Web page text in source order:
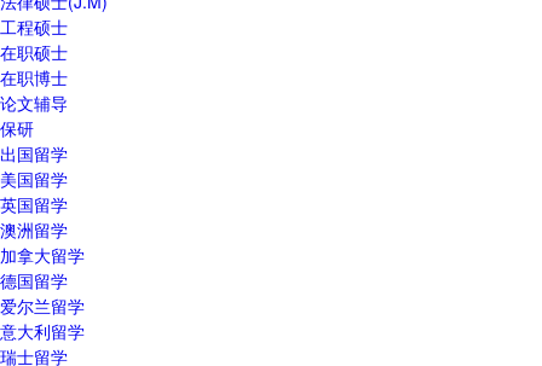
工程硕士
在职硕士
在职博士
论文辅导
保研
出国留学
美国留学
英国留学
澳洲留学
加拿大留学
德国留学
爱尔兰留学
意大利留学
瑞士留学